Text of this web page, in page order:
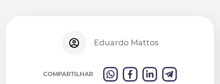
Eduardo Mattos
COMPARTILHAR